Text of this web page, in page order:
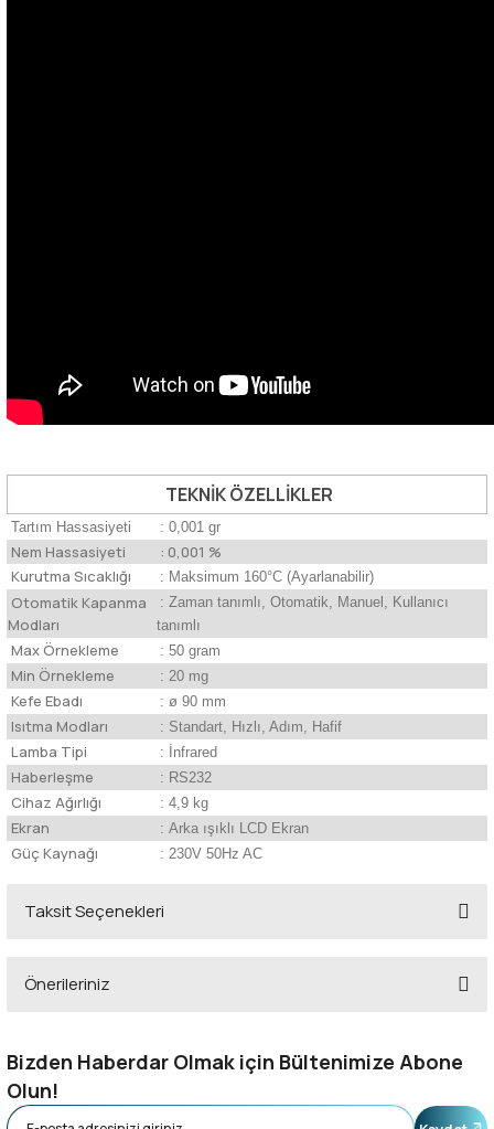
TEKNİK ÖZELLİKLER
Tartım Hassasiyeti : 0,001 gr
Nem Hassasiyeti
: 0,001 %
Kurutma Sıcaklığı
: Maksimum 160°C (Ayarlanabilir)
Otomatik Kapanma
Modları
: Zaman tanımlı, Otomatik, Manuel, Kullanıcı
tanımlı
Max Örnekleme : 50 gram
Min Örnekleme : 20 mg
Kefe Ebadı : ø 90 mm
Isıtma Modları : Standart, Hızlı, Adım, Hafif
Lamba Tipi : İnfrared
Haberleşme : RS232
Cihaz Ağırlığı : 4,9 kg
Ekran : Arka ışıklı LCD Ekran
Güç Kaynağı : 230V 50Hz AC
Taksit Seçenekleri
Önerileriniz
yetersiz gördüğünüz noktaları öneri formunu kullanarak tarafımıza
iletebilirsiniz.
Görüş ve önerileriniz için teşekkür ederiz.
Bizden Haberdar Olmak için Bültenimize Abone
Olun!